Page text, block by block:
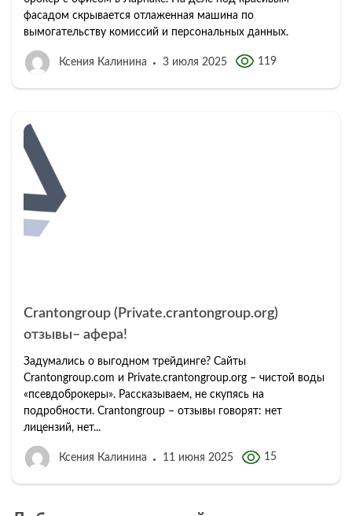
фасадом скрывается отлаженная машина по
вымогательству комиссий и персональных данных.
Ксения Калинина 3 июля 2025 119
Crantongroup (Private.crantongroup.org)
отзывы– афера!
Задумались о выгодном трейдинге? Сайты
Crantongroup.com и Private.crantongroup.org – чистой воды
«псевдоброкеры». Рассказываем, не скупясь на
подробности. Crantongroup – отзывы говорят: нет
лицензий, нет...
Ксения Калинина 11 июня 2025 15